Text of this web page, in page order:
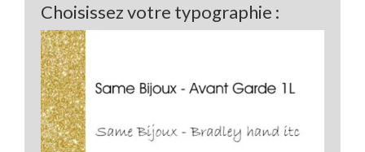
Choisissez votre typographie :